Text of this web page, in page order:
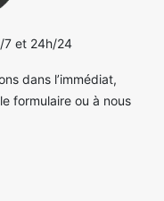
7 et 24h/24
dans l’immédiat,
formulaire ou à nous